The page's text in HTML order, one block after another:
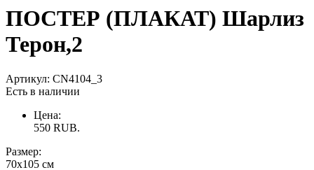
ПОСТЕР (ПЛАКАТ) Шарлиз
Терон,2
Артикул: CN4104_3
Есть в наличии
Цена:
550 RUB.
Размер:
70х105 см